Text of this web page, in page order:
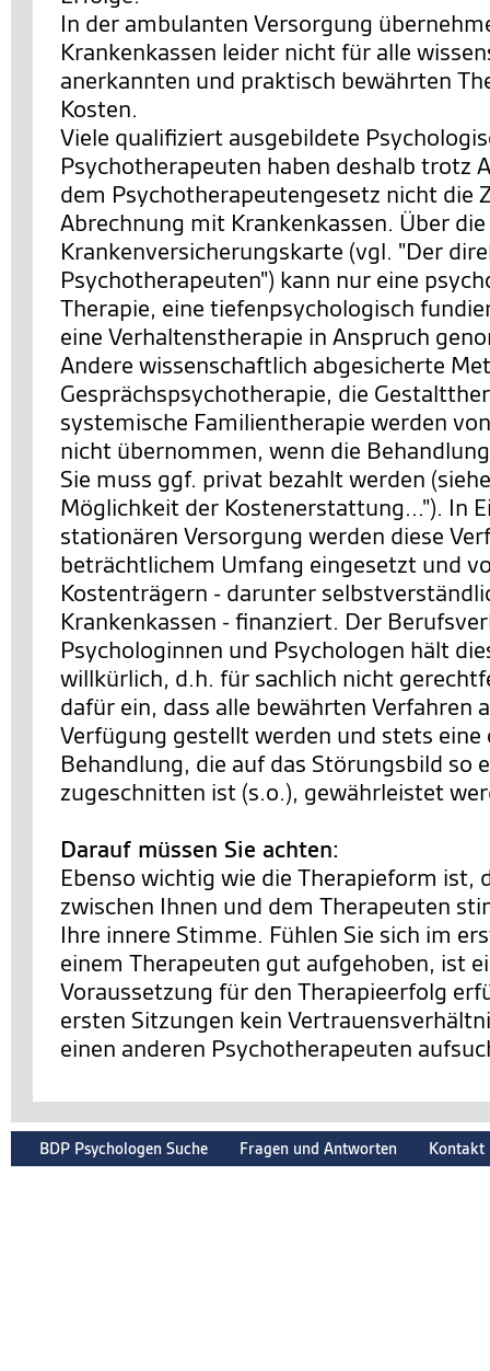
In der ambulanten Versorgung
Krankenkassen leider nicht für alle
anerkannten und praktisch bewährten
Kosten.
Viele qualifiziert ausgebildete
Psychotherapeuten haben deshalb trotz
dem Psychotherapeutengesetz nicht die
Abrechnung mit Krankenkassen. Über die
Krankenversicherungskarte (vgl. "Der
Psychotherapeuten") kann nur eine
Therapie, eine tiefenpsychologisch
eine Verhaltenstherapie in Anspruch
Andere wissenschaftlich abgesicherte
Gesprächspsychotherapie, die
systemische Familientherapie werden
nicht übernommen, wenn die
Sie muss ggf. privat bezahlt werden
Möglichkeit der Kostenerstattung..."). In
stationären Versorgung werden diese
beträchtlichem Umfang eingesetzt und
Kostenträgern - darunter
Krankenkassen - finanziert. Der
Psychologinnen und Psychologen hält
willkürlich, d.h. für sachlich nicht
dafür ein, dass alle bewährten Verfahren
Verfügung gestellt werden und stets eine
Behandlung, die auf das Störungsbild so
zugeschnitten ist (s.o.), gewährleistet
Darauf müssen Sie achten:
Ebenso wichtig wie die Therapieform ist,
zwischen Ihnen und dem Therapeuten
Ihre innere Stimme. Fühlen Sie sich im
einem Therapeuten gut aufgehoben, ist
Voraussetzung für den Therapieerfolg
ersten Sitzungen kein
einen anderen Psychotherapeuten
BDP Psychologen Suche Fragen und Antworten Kontakt